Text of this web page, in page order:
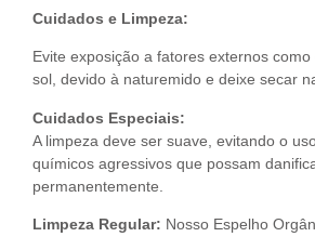
Cuidados e Limpeza:
Evite exposição a fatores externos
sol, devido à naturemido e deixe secar
Cuidados Especiais:
A limpeza deve ser suave, evitando o
químicos agressivos que possam
permanentemente.
Limpeza Regular: Nosso Espelho